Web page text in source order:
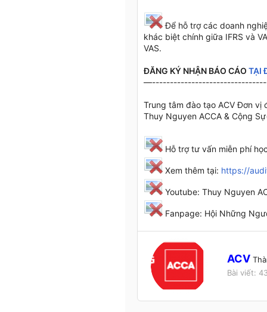
Để hỗ trợ các doanh
khác biệt chính giữa IFRS và
VAS.
ĐĂNG KÝ NHẬN BÁO CÁO TẠI
Trung tâm đào tạo ACV Đơn vị
Thuy Nguyen ACCA & Cộng
Hỗ trợ tư vấn miễn phí
Xem thêm tại: https://
Youtube: Thuy Nguyen
Fanpage: Hội Những
W
i
t
ACV
Bài viết